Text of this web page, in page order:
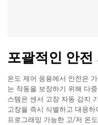
포괄적인 안전
온도 제어 응용에서 안전은
는 작동을 보장하기 위해 다
스템은 센서 고장 자동 감지
고장을 즉시 식별하고 대응
프로그래밍 가능한 고/저 온